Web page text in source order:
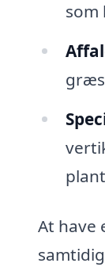
som
At have